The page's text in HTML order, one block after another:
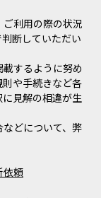
利用の際の状況
断していただい
するように努め
や手続きなど各
見解の相違が生
どについて、弊
依頼